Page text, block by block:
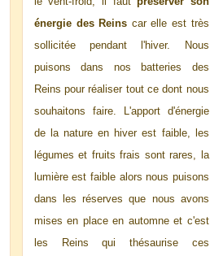
énergie des Reins car elle est très
sollicitée pendant l'hiver. Nous
puisons dans nos batteries des
Reins pour réaliser tout ce dont nous
souhaitons faire. L'apport d'énergie
de la nature en hiver est faible, les
légumes et fruits frais sont rares, la
lumière est faible alors nous puisons
dans les réserves que nous avons
mises en place en automne et c'est
les Reins qui thésaurise ces